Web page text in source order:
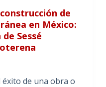
de
en México:
Sessé
de una obra o